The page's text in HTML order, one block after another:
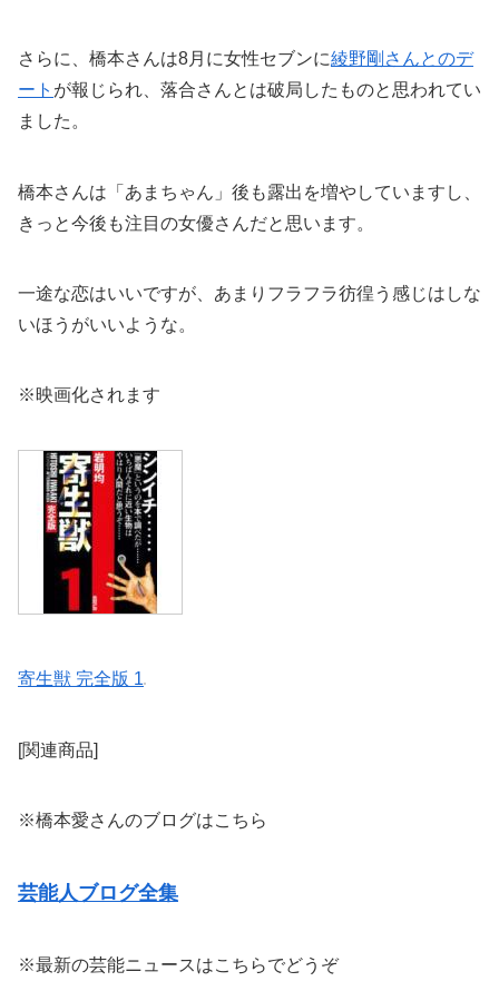
さらに、橋本さんは8月に女性セブンに綾野剛さんとのデ
ート が報じられ、落合さんとは破局したものと思われてい
ました。
橋本さんは「あまちゃん」後も露出を増やしていますし、
きっと今後も注目の女優さんだと思います。
一途な恋はいいですが、あまりフラフラ彷徨う感じはしな
いほうがいいような。
※映画化されます
寄生獣 完全版 1
[関連商品]
※橋本愛さんのブログはこちら
芸能人ブログ全集
※最新の芸能ニュースはこちらでどうぞ